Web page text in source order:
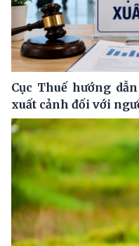
Cục Thuế hướng
xuất cảnh đối với